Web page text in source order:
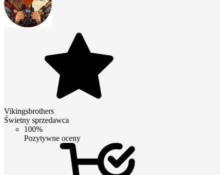
Vikingsbrothers
Świetny sprzedawca
100%
Pozytywne oceny